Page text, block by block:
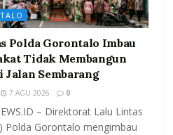
Polda Gorontalo Imbau
Tidak Membangun
Jalan Sembarang
7 AGU 2026 0
– Direktorat Lalu Lintas
Polda Gorontalo mengimbau